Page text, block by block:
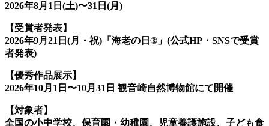
2026年8月1日(土)〜31日(月)
【受賞者発表】
2026年9月21日(月・祝)「海老の日®」(公式HP・SNSで受賞
者発表)
【優秀作品展示】
2026年10月1日〜10月31日 観音崎自然博物館にて開催
【対象者】
全国の小中学校、保育園・幼稚園、児童養護施設、子ども食